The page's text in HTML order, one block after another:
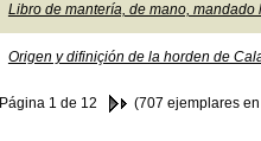
Libro de mantería, de mano,
Origen y difiniçión de la horden de
Página 1 de 12 (707 ejemplares en